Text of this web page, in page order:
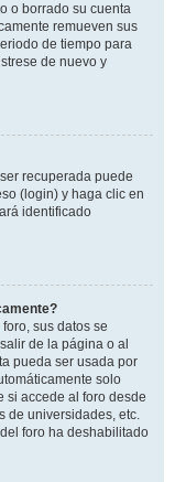
o borrado su cuenta
remueven sus
de tiempo para
de nuevo y
recuperada puede
(login) y haga clic en
identificado
sus datos se
de la página o al
pueda ser usada por
solo
si accede al foro desde
de universidades, etc.
foro ha deshabilitado